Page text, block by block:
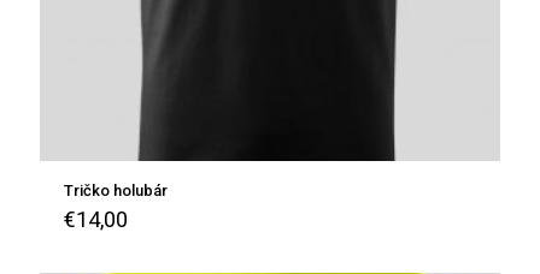
Tričko holubár
€14,00